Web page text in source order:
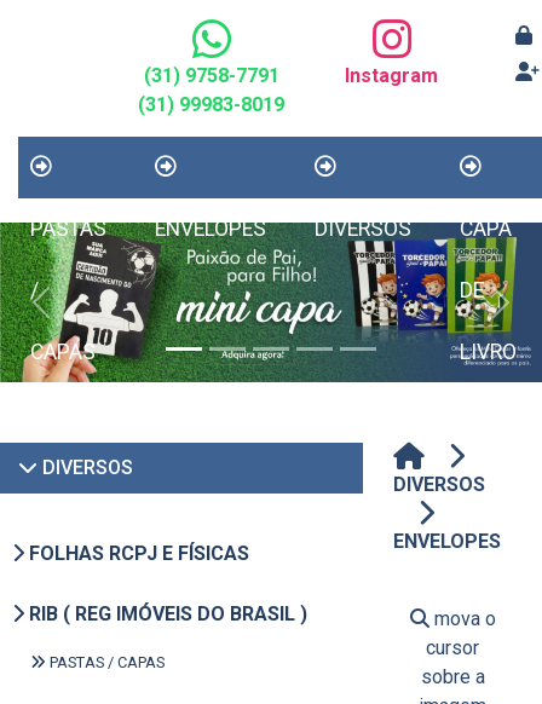
(31) 9758-7791
(31) 99983-8019
Instagram
PASTAS
/
CAPAS
ENVELOPES DIVERSOS CAPA
DE
LIVRO
Previous Next
DIVERSOS
FOLHAS RCPJ E FÍSICAS
RIB ( REG IMÓVEIS DO BRASIL )
PASTAS / CAPAS
DIVERSOS
ENVELOPES
mova o
cursor
sobre a